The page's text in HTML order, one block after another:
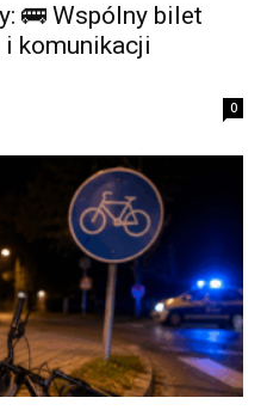
🚌 Wspólny bilet
komunikacji
0